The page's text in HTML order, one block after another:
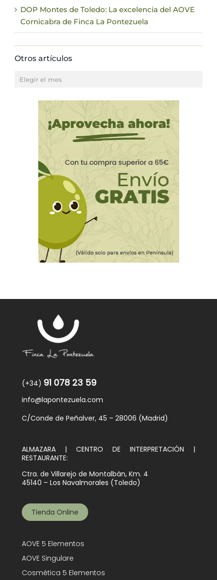
DOP Montes de Toledo: La excelencia del AOVE
Cornicabra de Finca La Pontezuela
Otros artículos
Otros
(+34) 91 078 23 59
info@lapontezuela.com
C/Conde de Peñalver, 45 – 28006 (Madrid)
ALMAZARA | CENTRO DE INTERPRETACIÓN |
RESTAURANTE:
Ctra. de Villarejo de Montalbán, Km. 4
45140 – Los Navalmorales (Toledo)
Tienda Online
AOVE 5 Elementos
AOVE Singulare
Cosmética 5 Elementos